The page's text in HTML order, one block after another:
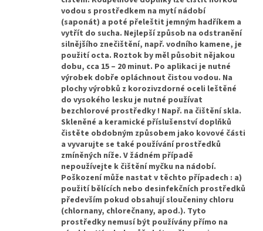
vodou s prostředkem na mytí nádobí
(saponát) a poté přeleštit jemným hadříkem a
vytřít do sucha. Nejlepší způsob na odstranění
silnějšího znečištění, např. vodního kamene, je
použití octa. Roztok by měl působit nějakou
dobu, cca 15 – 20 minut. Po aplikaci je nutné
výrobek dobře opláchnout čistou vodou. Na
plochy výrobků z korozivzdorné oceli leštěné
do vysokého lesku je nutné používat
bezchlorové prostředky ! Např. na čištění skla.
Skleněné a keramické příslušenství doplňků
čistěte obdobným způsobem jako kovové části
a vyvarujte se také používání prostředků
zmíněných níže. V žádném případě
nepoužívejte k čištění myčku na nádobí.
Poškození může nastat v těchto případech : a)
použití bělících nebo desinfekčních prostředků
především pokud obsahují sloučeniny chloru
(chlornany, chlorečnany, apod.). Tyto
prostředky nemusí být používány přímo na